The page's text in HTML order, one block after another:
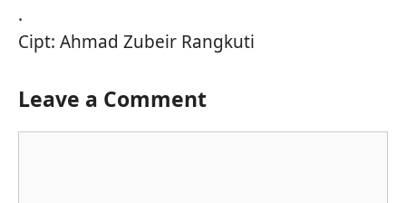
.
Cipt: Ahmad Zubeir Rangkuti
Leave a Comment